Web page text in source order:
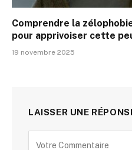
Comprendre la
pour apprivoiser cette
19 novembre 2025
LAISSER UNE